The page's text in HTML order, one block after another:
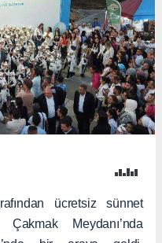
ücretsiz sünnet
Meydanı’nda